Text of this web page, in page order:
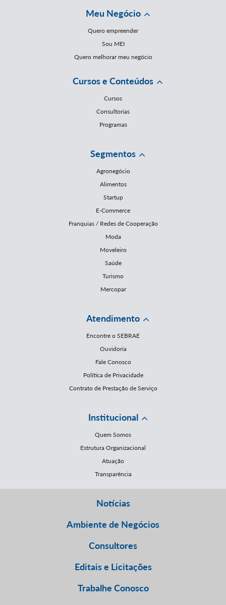
Meu Negócio
Quero empreender
Sou MEI
Quero melhorar meu negócio
Cursos e Conteúdos
Cursos
Consultorias
Programas
Segmentos
Agronegócio
Alimentos
Startup
E-Commerce
Franquias / Redes de Cooperação
Moda
Moveleiro
Saúde
Turismo
Mercopar
Atendimento
Encontre o SEBRAE
Ouvidoria
Fale Conosco
Política de Privacidade
Contrato de Prestação de Serviço
Institucional
Quem Somos
Estrutura Organizacional
Atuação
Transparência
Notícias
Ambiente de Negócios
Consultores
Editais e Licitações
Trabalhe Conosco